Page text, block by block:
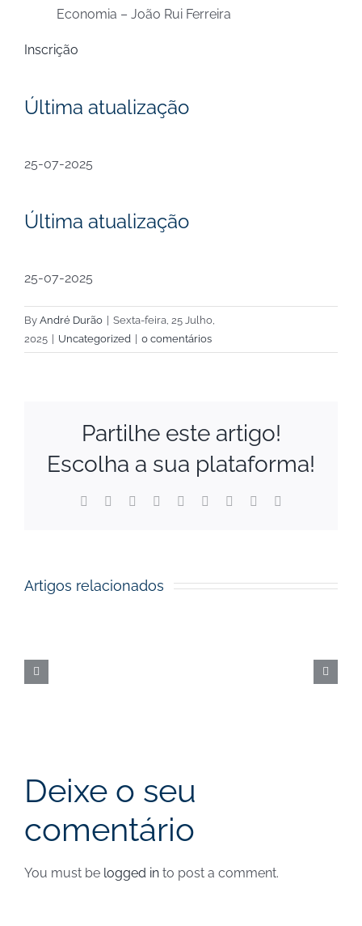
Economia – João Rui Ferreira
Inscrição
Última atualização
25-07-2025
Última atualização
25-07-2025
By André Durão
Sexta-feira, 25 Julho,
2025
Uncategorized 0 comentários
Partilhe este artigo!
Escolha a sua plataforma!
Facebook Reddit LinkedInWhatsApp
TumblrPinterest
Artigos relacionados
Financial
Startups
a
de
agosto
Deixe o seu
comentário
You must be logged in to post a comment.